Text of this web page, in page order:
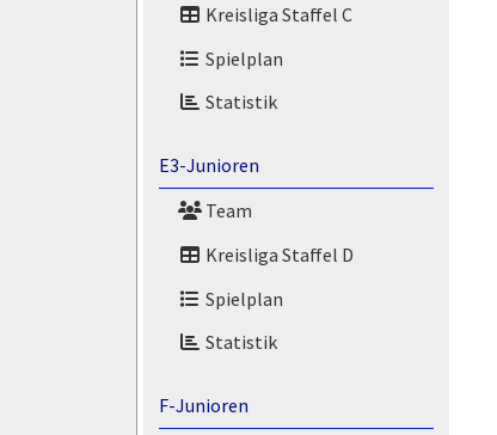
Kreisliga Staffel C
Spielplan
Statistik
E3-Junioren
Team
Kreisliga Staffel D
Spielplan
Statistik
F-Junioren